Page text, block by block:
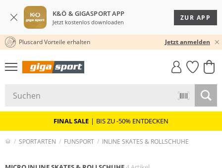
K&Ö & GIGASPORT APP
Jetzt kostenlos downloaden
ZUR APP
KOSTENLOSER VERSAND* & RÜCKVERSAND
30 TAGE RÜCKGABERECHT
Pluscard Vorteile erhalten Jetzt anmelden
GIGASTYLE
FAHRRAD­
MUST-HAVE
FINAL SALE | BIS ZU -50% ENTDECKEN
SPORTARTEN FUNSPORT INLINE SKATES & ROLLSCHUHE